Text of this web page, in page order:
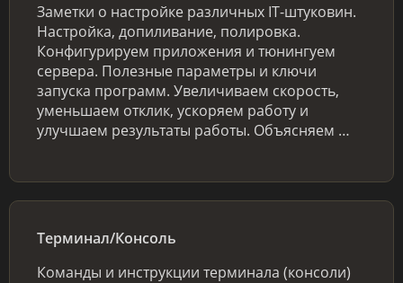
Заметки о настройке различных IT-штуковин.
Настройка, допиливание, полировка.
Конфигурируем приложения и тюнингуем
сервера. Полезные параметры и ключи
запуска программ. Увеличиваем скорость,
уменьшаем отклик, ускоряем работу и
улучшаем результаты работы. Объясняем …
Терминал/Консоль
Команды и инструкции терминала (консоли)